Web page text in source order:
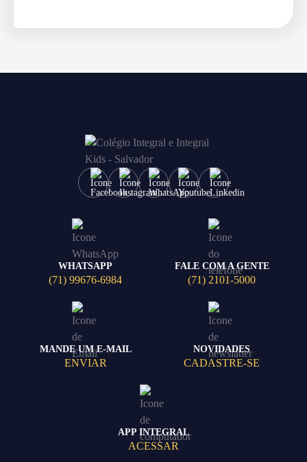
WHATSAPP
(71) 99676-6984
FALE COM A GENTE
(71) 2101-5000
MANDE UM E-MAIL
ENVIAR
NOVIDADES
CADASTRE-SE
APP INTEGRAL
ACESSAR